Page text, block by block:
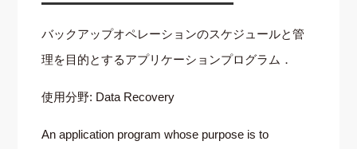
バックアップオペレーションのスケジュールと管
理を目的とするアプリケーションプログラム．
使用分野: Data Recovery
An application program whose purpose is to